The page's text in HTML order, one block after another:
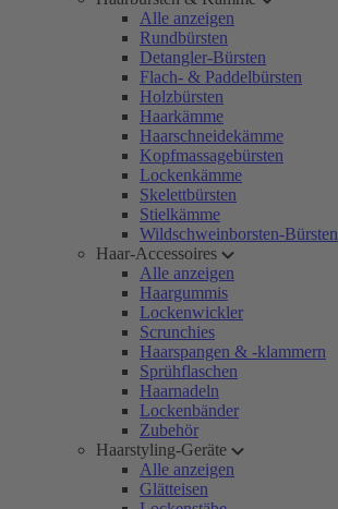
Alle anzeigen
Rundbürsten
Detangler-Bürsten
Flach- & Paddelbürsten
Holzbürsten
Haarkämme
Haarschneidekämme
Kopfmassagebürsten
Lockenkämme
Skelettbürsten
Stielkämme
Wildschweinborsten-Bürsten
Haar-Accessoires
Alle anzeigen
Haargummis
Lockenwickler
Scrunchies
Haarspangen & -klammern
Sprühflaschen
Haarnadeln
Lockenbänder
Zubehör
Haarstyling-Geräte
Alle anzeigen
Glätteisen